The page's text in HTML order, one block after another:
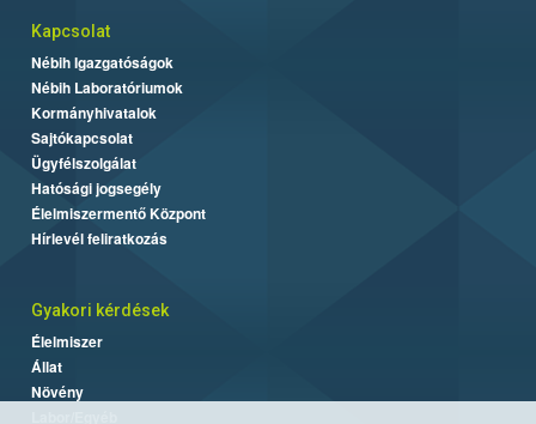
Kapcsolat
Nébih Igazgatóságok
Nébih Laboratóriumok
Kormányhivatalok
Sajtókapcsolat
Ügyfélszolgálat
Hatósági jogsegély
Élelmiszermentő Központ
Hírlevél feliratkozás
Gyakori kérdések
Élelmiszer
Állat
Növény